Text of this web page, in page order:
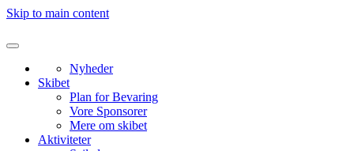
Skip to main content
Nyheder
Skibet
Plan for Bevaring
Vore Sponsorer
Mere om skibet
Aktiviteter